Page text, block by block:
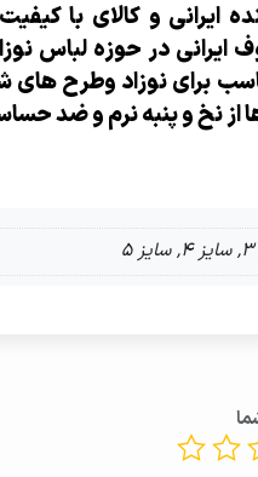
ایرانی و کالای با
ایرانی در حوزه لباس
برای نوزاد وطرح های
نخ و پنبه نرم و ضد
5